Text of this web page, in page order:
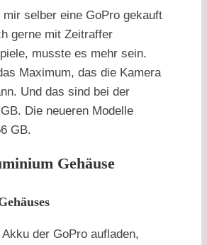
mir selber eine GoPro gekauft
gerne mit Zeitraffer
musste es mehr sein.
Maximum, das die Kamera
Und das sind bei der
Die neueren Modelle
GB.
Gehäuse
der GoPro aufladen,